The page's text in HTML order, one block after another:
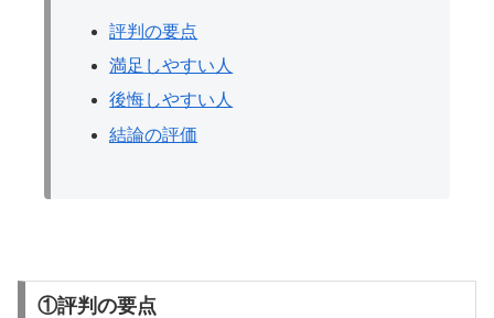
評判の要点
満足しやすい人
後悔しやすい人
結論の評価
①評判の要点